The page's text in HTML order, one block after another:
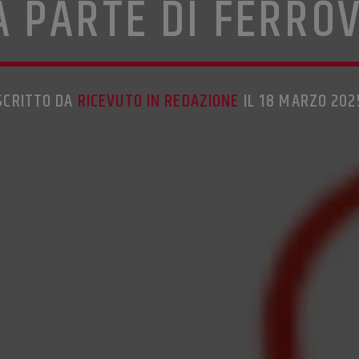
PARTE DI
DA RICEVUTO IN REDAZIONE IL 18 MARZO